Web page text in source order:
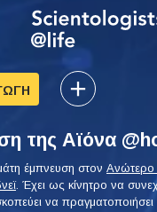
της Αϊόνα
έμπνευση στον Ανώτερο
. Έχει ως κίνητρο να
να πραγματοποιήσει